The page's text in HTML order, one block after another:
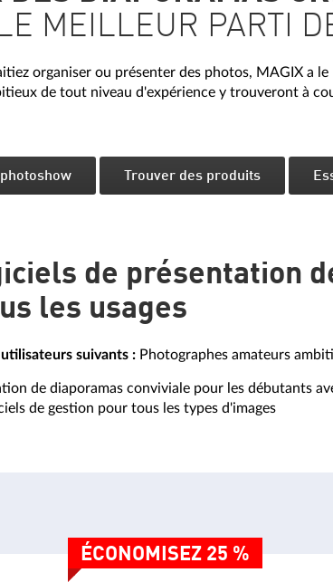
MEILLEUR PARTI
organiser ou présenter des photos, MAGIX a
de tout niveau d'expérience y trouveront à
Trouver des produits
de présentation
les usages
suivants : Photographes amateurs
de diaporamas conviviale pour les débutants
de gestion pour tous les types d'images
ÉCONOMISEZ 25 %